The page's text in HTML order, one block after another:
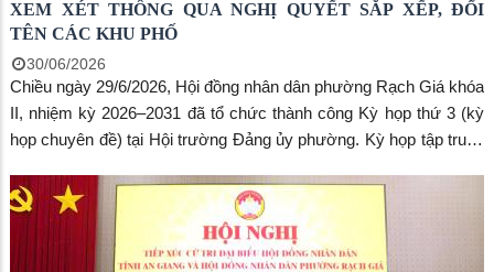
XEM XÉT THÔNG QUA NGHỊ QUYẾT SẮP XẾP, ĐỔI
TÊN CÁC KHU PHỐ
30/06/2026
Chiều ngày 29/6/2026, Hội đồng nhân dân phường Rạch Giá khóa
II, nhiệm kỳ 2026–2031 đã tổ chức thành công Kỳ họp thứ 3 (kỳ
họp chuyên đề) tại Hội trường Đảng ủy phường. Kỳ họp tập trung
địa bàn nhằm tinh gọn bộ máy và nâng cao hiệu lực quản lý hành
chính.